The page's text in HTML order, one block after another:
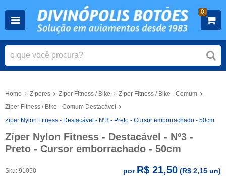
0
Home Zíperes Zíper Fitness / Bike
Zíper Fitness / Bike - Comum
Zíper Fitness / Bike - Comum Destacável
Zíper Nylon Fitness - Destacável - Nº3 - Preto - Cursor emborrachado - 50cm
Zíper Nylon Fitness - Destacável - Nº3 -
Preto - Cursor emborrachado - 50cm
Sku: 91050
por R$ 21,50 (R$ 2,15 un)